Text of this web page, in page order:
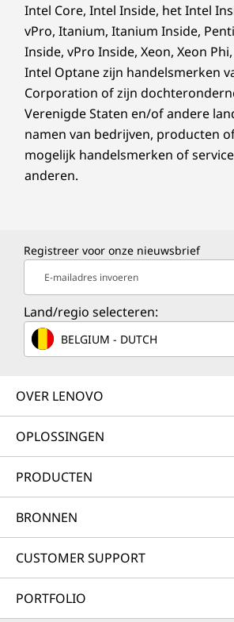
Intel Core, Intel Inside, het Intel
vPro, Itanium, Itanium Inside,
Inside, vPro Inside, Xeon, Xeon
Intel Optane zijn handelsmerken
Corporation of zijn
Verenigde Staten en/of andere
namen van bedrijven, producten
mogelijk handelsmerken of
anderen.
Registreer voor onze nieuwsbrief
E-mailadres invoeren
Land/regio selecteren:
BELGIUM - DUTCH
OVER LENOVO
OPLOSSINGEN
PRODUCTEN
BRONNEN
CUSTOMER SUPPORT
PORTFOLIO